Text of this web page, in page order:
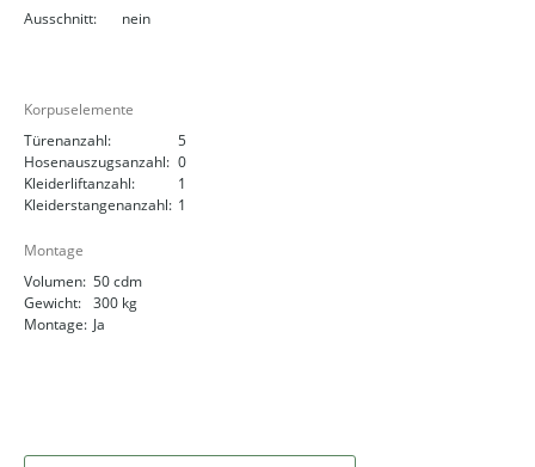
Ausschnitt:
nein
Korpuselemente
Türenanzahl:
5
Hosenauszugsanzahl: 0
Kleiderliftanzahl:
1
Kleiderstangenanzahl: 1
Montage
Volumen: 50 cdm
Gewicht: 300 kg
Montage: Ja